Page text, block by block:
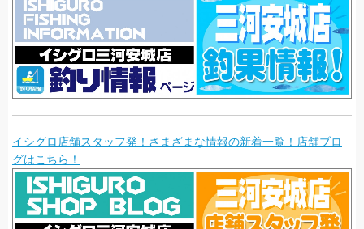
イシグロ店舗スタッフ発！さまざまな情報の新着一覧！店舗ブロ
グはこちら！